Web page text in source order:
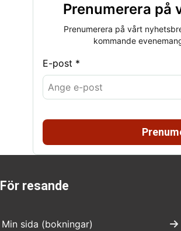
Prenumerera på
Prenumerera på vårt
kommande
E-post *
För resande
Min sida (bokningar)